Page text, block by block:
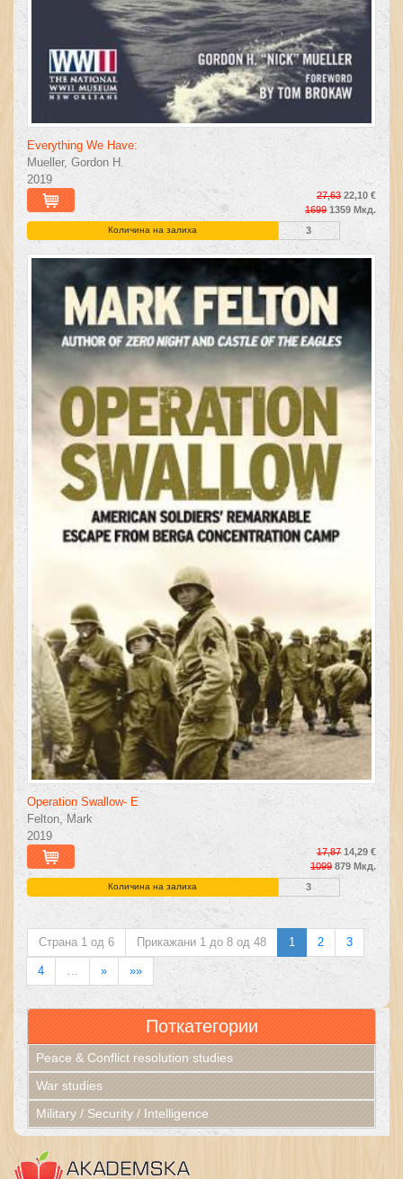
Everything We Have:
Mueller, Gordon H.
2019
27,63 22,10 €
1699 1359 Мкд.
Количина на залиха 3
Operation Swallow- E
Felton, Mark
2019
17,87 14,29 €
1099 879 Мкд.
Количина на залиха 3
Страна 1 од 6 Прикажани 1 до 8 од 48 1 2 3
4 … » »»
Поткатегории
Peace & Conflict resolution studies
War studies
Military / Security / Intelligence